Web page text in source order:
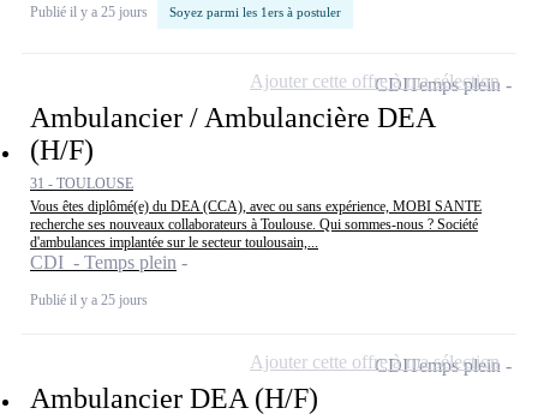
Publié il y a 25 jours Soyez parmi les 1ers à postuler
Ambulancier / Ambulancière DEA
(H/F)
31 - TOULOUSE
Vous êtes diplômé(e) du DEA (CCA), avec ou sans expérience, MOBI SANTE
recherche ses nouveaux collaborateurs à Toulouse. Qui sommes-nous ? Société
d'ambulances implantée sur le secteur toulousain,...
CDI - Temps plein
Publié il y a 25 jours
CDITemps plein
Ajouter cette offre à ma sélection
Ambulancier DEA (H/F)
CDITemps plein
Ajouter cette offre à ma sélection